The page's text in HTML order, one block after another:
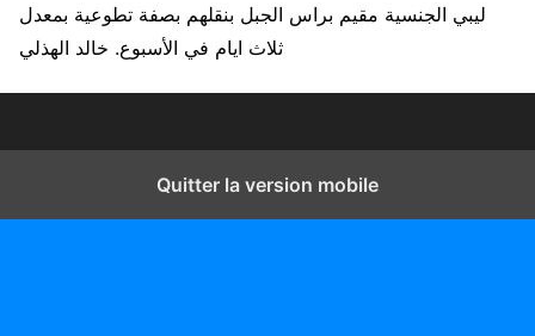
ليبي الجنسية مقيم براس الجبل بنقلهم بصفة تطوعية بمعدل
ثلاث ايام في الأسبوع. خالد الهذلي
Quitter la version mobile